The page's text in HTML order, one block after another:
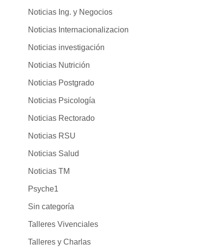
Noticias Ing. y Negocios
Noticias Internacionalizacion
Noticias investigación
Noticias Nutrición
Noticias Postgrado
Noticias Psicología
Noticias Rectorado
Noticias RSU
Noticias Salud
Noticias TM
Psyche1
Sin categoría
Talleres Vivenciales
Talleres y Charlas